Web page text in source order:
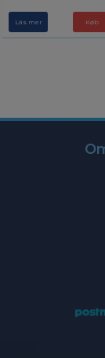
Läs mer